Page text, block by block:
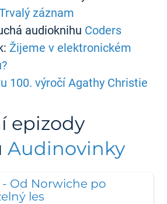
záznam
audioknihu Coders
Žijeme v elektronickém
100. výročí Agathy Christie
epizody
Audinovinky
- Od Norwiche po
les